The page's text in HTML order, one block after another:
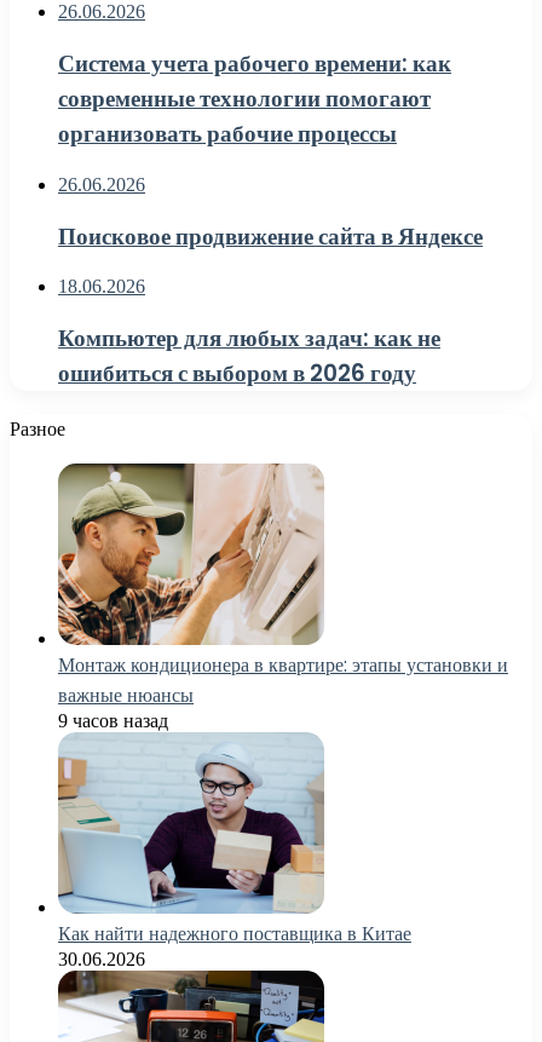
26.06.2026
Система учета рабочего времени: как
современные технологии помогают
организовать рабочие процессы
26.06.2026
Поисковое продвижение сайта в Яндексе
18.06.2026
Компьютер для любых задач: как не
ошибиться с выбором в 2026 году
Разное
Монтаж кондиционера в квартире: этапы установки и
важные нюансы
9 часов назад
Как найти надежного поставщика в Китае
30.06.2026